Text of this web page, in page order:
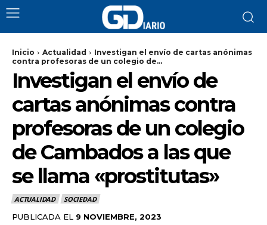
Inicio Actualidad
Investigan el envío de cartas anónimas
contra profesoras de un colegio de...
Investigan el envío de
cartas anónimas contra
profesoras de un colegio
de Cambados a las que
se llama «prostitutas»
ACTUALIDAD SOCIEDAD
PUBLICADA EL 9 NOVIEMBRE, 2023